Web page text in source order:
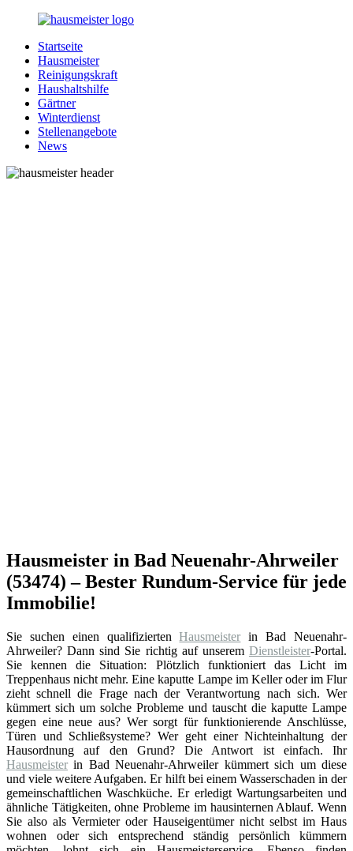
Zurück
Inhalt
Hausmeister.de
Alles
rund
Ihren
Haushalt
Startseite
Hausmeister
Reinigungskraft
Haushaltshilfe
Gärtner
Winterdienst
Stellenangebote
News
Hausmeister in Bad Neuenahr-Ahrweiler
(53474) – Bester Rundum-Service für jede
Immobilie!
Sie suchen einen qualifiziertenHausmeister in Bad Neuenahr-
Ahrweiler? Dann sind Sie richtig auf unserem Dienstleister-Portal.
Sie kennen die Situation: Plötzlich funktioniert das Licht im
Treppenhaus nicht mehr. Eine kaputte Lampe im Keller oder im Flur
zieht schnell die Frage nach der Verantwortung nach sich. Wer
kümmert sich um solche Probleme und tauscht die kaputte Lampe
gegen eine neue aus? Wer sorgt für funktionierende Anschlüsse,
Türen und Schließsysteme? Wer geht einer Nichteinhaltung der
Hausordnung auf den Grund? Die Antwort ist einfach. Ihr
Hausmeister in Bad Neuenahr-Ahrweiler kümmert sich um diese
und viele weitere Aufgaben. Er hilft bei einem Wasserschaden in der
gemeinschaftlichen Waschküche. Er erledigt Wartungsarbeiten und
ähnliche Tätigkeiten, ohne Probleme im hausinternen Ablauf. Wenn
Sie also als Vermieter oder Hauseigentümer nicht selbst im Haus
wohnen oder sich entsprechend ständig persönlich kümmern